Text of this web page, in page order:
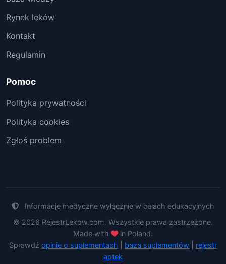
Rynek leków
Kontakt
Regulamin
Pomoc
Polityka prywatności
Polityka cookies
Zgłoś problem
Informacje medyczne wyłącznie w celach edukacyjnych
© 2026 RejestrLekow.com. Wszystkie prawa zastrzeżone.
Made with
in Poland.
Sprawdź opinie o suplementach baza suplementów
rejestr
aptek